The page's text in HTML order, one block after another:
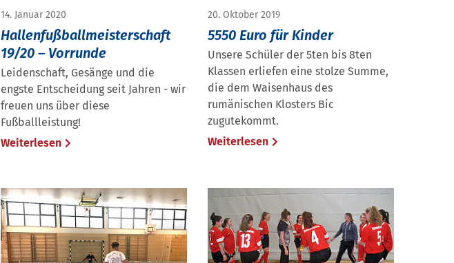
14. Januar 2020
Hallenfußballmeisterschaft
19/20 – Vorrunde
Leidenschaft, Gesänge und die
engste Entscheidung seit Jahren - wir
freuen uns über diese
Fußballleistung!
Weiterlesen
20. Oktober 2019
5550 Euro für Kinder
Unsere Schüler der 5ten bis 8ten
Klassen erliefen eine stolze Summe,
die dem Waisenhaus des
rumänischen Klosters Bic
zugutekommt.
Weiterlesen